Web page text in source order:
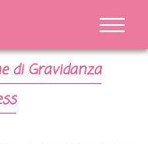
di Gravidanza